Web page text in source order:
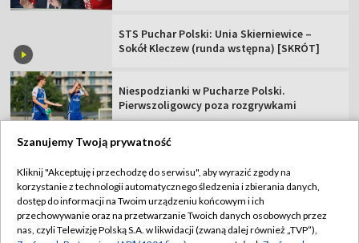
STS Puchar Polski: Unia Skierniewice –
Sokół Kleczew (runda wstępna) [SKRÓT]
Niespodzianki w Pucharze Polski.
Pierwszoligowcy poza rozgrywkami
TVP
Abonament TVP
Regulamin TVP
Szanujemy Twoją prywatność
Kliknij "Akceptuję i przechodzę do serwisu", aby wyrazić zgody na
korzystanie z technologii automatycznego śledzenia i zbierania danych,
dostęp do informacji na Twoim urządzeniu końcowym i ich
przechowywanie oraz na przetwarzanie Twoich danych osobowych przez
nas, czyli Telewizję Polską S.A. w likwidacji (zwaną dalej również „TVP”),